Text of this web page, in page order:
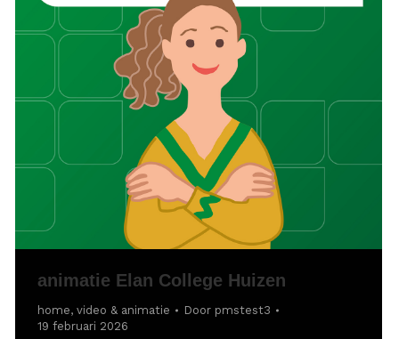
animatie Elan College Huizen
home,video & animatie Door pmstest3
19 februari 2026